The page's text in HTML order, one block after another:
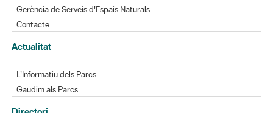
Gerència de Serveis d'Espais Naturals
Contacte
Actualitat
L'Informatiu dels Parcs
Gaudim als Parcs